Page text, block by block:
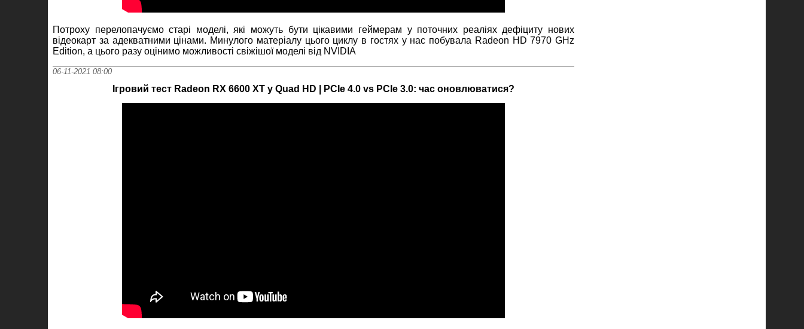
Потроху перелопачуємо старі моделі, які можуть бути цікавими геймерам у поточних реаліях дефіциту нових
відеокарт за адекватними цінами. Минулого матеріалу цього циклу в гостях у нас побувала Radeon HD 7970 GHz
Edition, а цього разу оцінимо можливості свіжішої моделі від NVIDIA
06-11-2021 08:00
Ігровий тест Radeon RX 6600 XT у Quad HD | PCIe 4.0 vs PCIe 3.0: час оновлюватися?